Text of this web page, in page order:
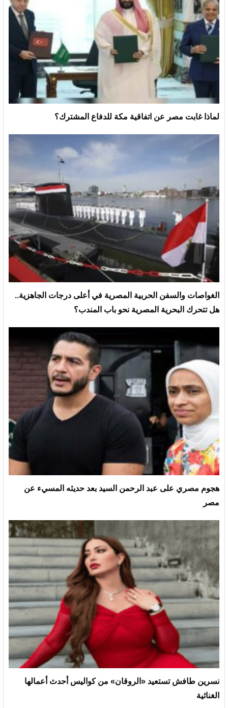
لماذا غابت مصر عن اتفاقية مكة للدفاع المشترك؟
الغواصات والسفن الحربية المصرية في أعلى درجات الجاهزية..
هل تتحرك البحرية المصرية نحو باب المندب؟
هجوم مصري على عبد الرحمن السيد بعد حديثه المسيء عن
مصر
نسرين طافش تستعيد «الروقان» من كواليس أحدث أعمالها
الغنائية